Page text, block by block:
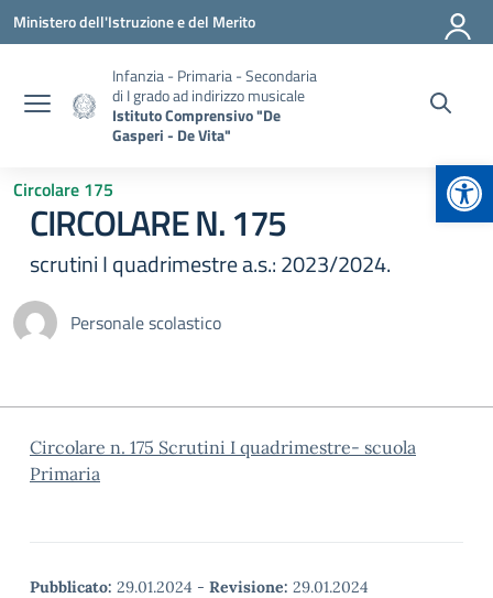
Vai ai contenuti
Vai al menu di navigazione
Vai al footer
Ministero dell'Istruzione e del Merito
Infanzia - Primaria - Secondaria
di I grado ad indirizzo musicale
Istituto Comprensivo "De
Gasperi - De Vita"
Circolare 175
CIRCOLARE N. 175
scrutini I quadrimestre a.s.: 2023/2024.
Personale scolastico
Circolare n. 175 Scrutini I quadrimestre- scuola
Primaria
Pubblicato: 29.01.2024 - Revisione: 29.01.2024